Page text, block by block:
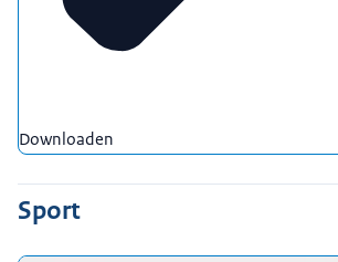
Downloaden
Sport